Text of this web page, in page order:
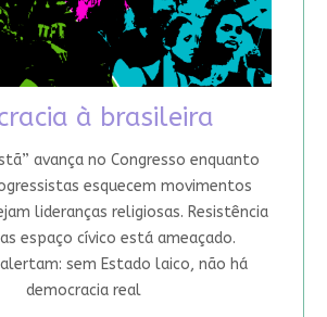
à brasileira
avança no Congresso enquanto
esquecem movimentos
lideranças religiosas. Resistência
espaço cívico está ameaçado.
sem Estado laico, não há
democracia real